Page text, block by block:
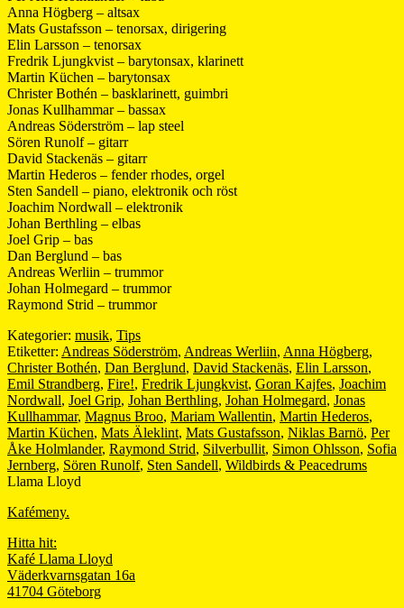
Anna Högberg – altsax
Mats Gustafsson – tenorsax, dirigering
Elin Larsson – tenorsax
Fredrik Ljungkvist – barytonsax, klarinett
Martin Küchen – barytonsax
Christer Bothén – basklarinett, guimbri
Jonas Kullhammar – bassax
Andreas Söderström – lap steel
Sören Runolf – gitarr
David Stackenäs – gitarr
Martin Hederos – fender rhodes, orgel
Sten Sandell – piano, elektronik och röst
Joachim Nordwall – elektronik
Johan Berthling – elbas
Joel Grip – bas
Dan Berglund – bas
Andreas Werliin – trummor
Johan Holmegard – trummor
Raymond Strid – trummor
Kategorier: musik, Tips
Etiketter: Andreas Söderström, Andreas Werliin, Anna Högberg,
Christer Bothén, Dan Berglund, David Stackenäs, Elin Larsson,
Emil Strandberg, Fire!, Fredrik Ljungkvist, Goran Kajfes, Joachim
Nordwall, Joel Grip, Johan Berthling, Johan Holmegard, Jonas
Kullhammar, Magnus Broo, Mariam Wallentin, Martin Hederos,
Martin Küchen, Mats Äleklint, Mats Gustafsson, Niklas Barnö, Per
Åke Holmlander, Raymond Strid, Silverbullit, Simon Ohlsson, Sofia
Jernberg, Sören Runolf, Sten Sandell, Wildbirds & Peacedrums
Llama Lloyd
Kafémeny.
Hitta hit:
Kafé Llama Lloyd
Väderkvarnsgatan 16a
41704 Göteborg